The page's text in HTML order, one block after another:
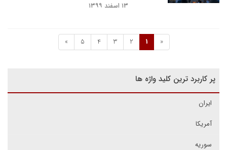
۱۳ اسفند ۱۳۹۹
«
1
2
3
4
5
»
پر کاربرد ترین کلید واژه ها
ایران
آمریکا
سوریه